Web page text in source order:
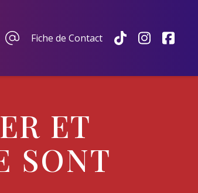
Fiche de Contact
ET
SONT